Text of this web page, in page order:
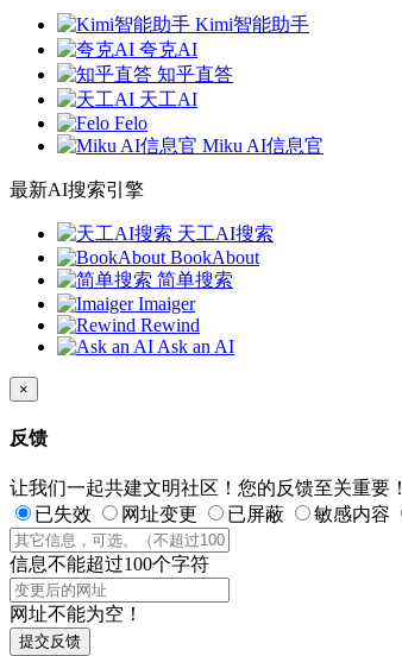
Kimi智能助手
夸克AI
知乎直答
天工AI
Felo
Miku AI信息官
最新AI搜索引擎
天工AI搜索
BookAbout
简单搜索
Imaiger
Rewind
Ask an AI
×
反馈
让我们一起共建文明社区！您的反馈至关重要！
已失效
网址变更 已屏蔽 敏感内容
信息不能超过100个字符
网址不能为空！
提交反馈